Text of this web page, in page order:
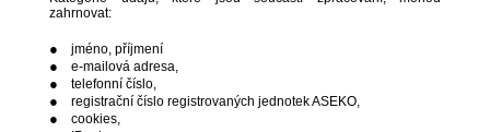
zahrnovat:
● jméno, příjmení
● e-mailová adresa,
● telefonní číslo,
● registrační číslo registrovaných jednotek ASEKO,
● cookies,